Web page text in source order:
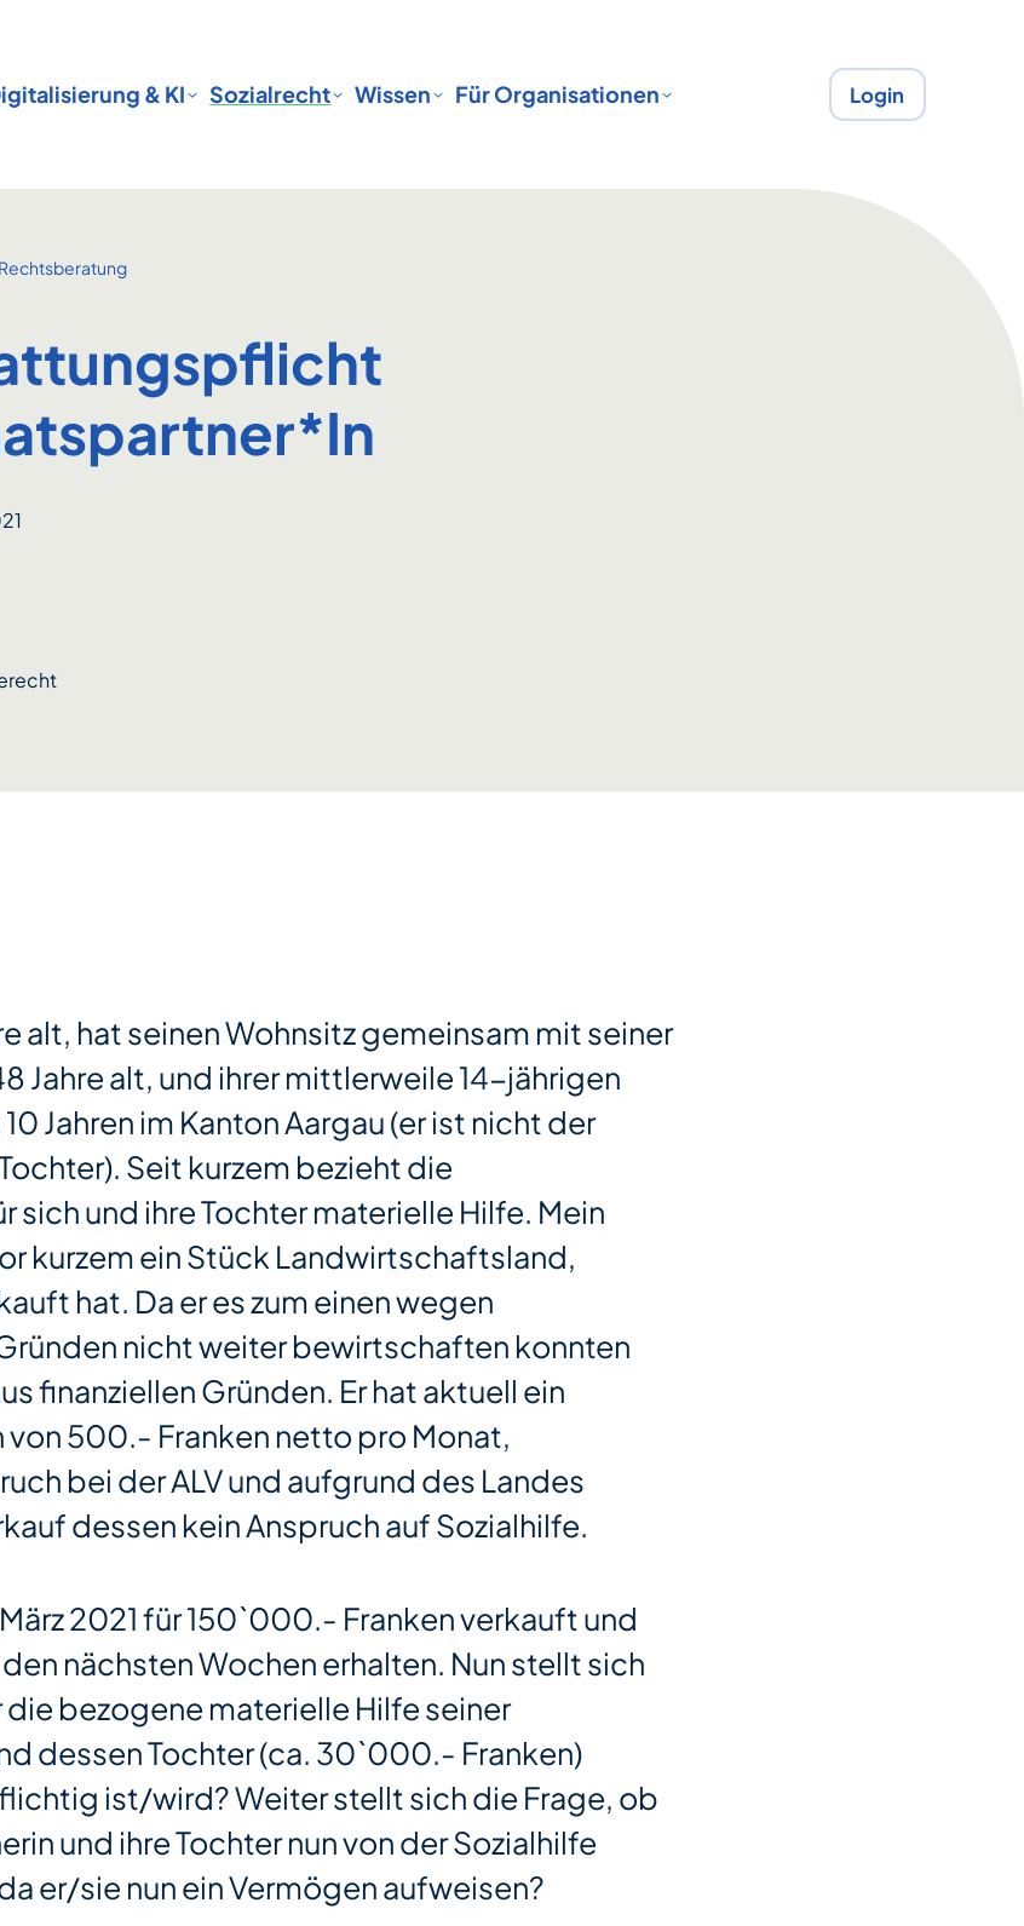
& KI Sozialrecht Wissen Für Organisationen Login
Rechtsberatung
alt, hat seinen Wohnsitz gemeinsam mit seiner
Jahre alt, und ihrer mittlerweile 14-jährigen
Jahren im Kanton Aargau (er ist nicht der
Seit kurzem bezieht die
sich und ihre Tochter materielle Hilfe. Mein
kurzem ein Stück Landwirtschaftsland,
hat. Da er es zum einen wegen
nicht weiter bewirtschaften konnten
finanziellen Gründen. Er hat aktuell ein
500.- Franken netto pro Monat,
bei der ALV und aufgrund des Landes
dessen kein Anspruch auf Sozialhilfe.
2021 für 150`000.- Franken verkauft und
nächsten Wochen erhalten. Nun stellt sich
die bezogene materielle Hilfe seiner
dessen Tochter (ca. 30`000.- Franken)
ist/wird? Weiter stellt sich die Frage, ob
und ihre Tochter nun von der Sozialhilfe
er/sie nun ein Vermögen aufweisen?